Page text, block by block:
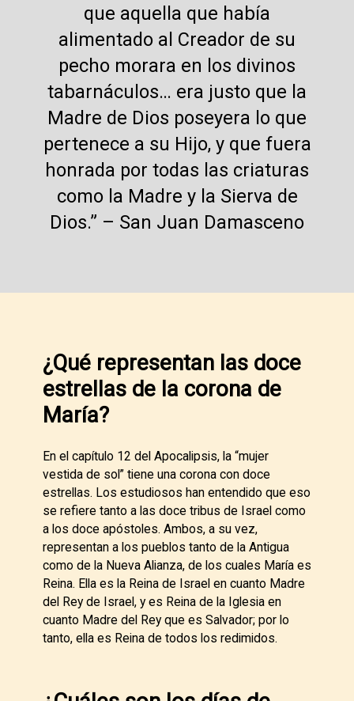
que aquella que había
alimentado al Creador de su
pecho morara en los divinos
tabarnáculos… era justo que la
Madre de Dios poseyera lo que
pertenece a su Hijo, y que fuera
honrada por todas las criaturas
como la Madre y la Sierva de
Dios.” – San Juan Damasceno
¿Qué representan las doce
estrellas de la corona de
María?
En el capítulo 12 del Apocalipsis, la “mujer
vestida de sol” tiene una corona con doce
estrellas. Los estudiosos han entendido que eso
se refiere tanto a las doce tribus de Israel como
a los doce apóstoles. Ambos, a su vez,
representan a los pueblos tanto de la Antigua
como de la Nueva Alianza, de los cuales María es
Reina. Ella es la Reina de Israel en cuanto Madre
del Rey de Israel, y es Reina de la Iglesia en
cuanto Madre del Rey que es Salvador; por lo
tanto, ella es Reina de todos los redimidos.